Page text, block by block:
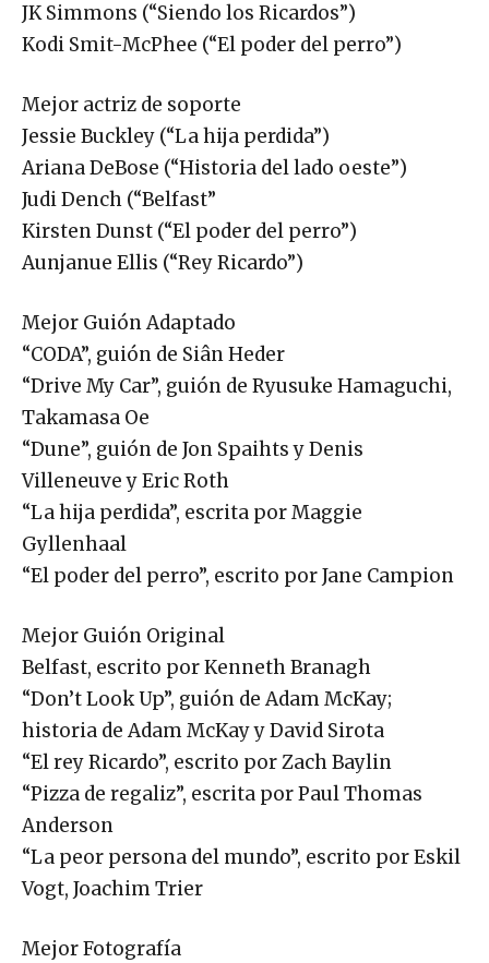
JK Simmons (“Siendo los Ricardos”)
Kodi Smit-McPhee (“El poder del perro”)
Mejor actriz de soporte
Jessie Buckley (“La hija perdida”)
Ariana DeBose (“Historia del lado oeste”)
Judi Dench (“Belfast”
Kirsten Dunst (“El poder del perro”)
Aunjanue Ellis (“Rey Ricardo”)
Mejor Guión Adaptado
“CODA”, guión de Siân Heder
“Drive My Car”, guión de Ryusuke Hamaguchi,
Takamasa Oe
“Dune”, guión de Jon Spaihts y Denis
Villeneuve y Eric Roth
“La hija perdida”, escrita por Maggie
Gyllenhaal
“El poder del perro”, escrito por Jane Campion
Mejor Guión Original
Belfast, escrito por Kenneth Branagh
“Don’t Look Up”, guión de Adam McKay;
historia de Adam McKay y David Sirota
“El rey Ricardo”, escrito por Zach Baylin
“Pizza de regaliz”, escrita por Paul Thomas
Anderson
“La peor persona del mundo”, escrito por Eskil
Vogt, Joachim Trier
Mejor Fotografía